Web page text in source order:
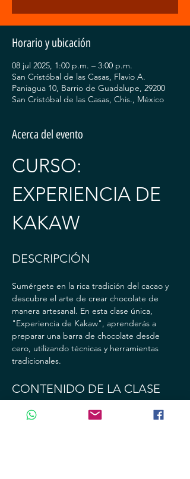
Horario y ubicación
08 jul 2025, 1:00 p.m. – 3:00 p.m.
San Cristóbal de las Casas, Flavio A.
Paniagua 10, Barrio de Guadalupe, 29200
San Cristóbal de las Casas, Chis., México
Acerca del evento
CURSO:
EXPERIENCIA DE
KAKAW
DESCRIPCIÓN
Sumérgete en la rica tradición del cacao y
descubre el arte de crear chocolate de
manera artesanal. En esta clase única,
"Experiencia de Kakaw", aprenderás a
preparar una barra de chocolate desde
cero, utilizando técnicas y herramientas
tradicionales.
CONTENIDO DE LA CLASE
- Introducción al cacao: Historia, origen y